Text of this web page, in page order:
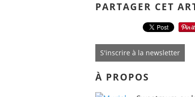
PARTAGER CET
S'inscrire à la newsletter
À PROPOS